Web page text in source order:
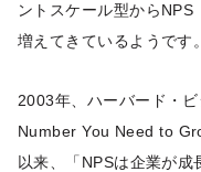
ントスケール型から
増えてきているようです。
2003年、ハーバード・
Number You Need to
以来、「NPSは企業が